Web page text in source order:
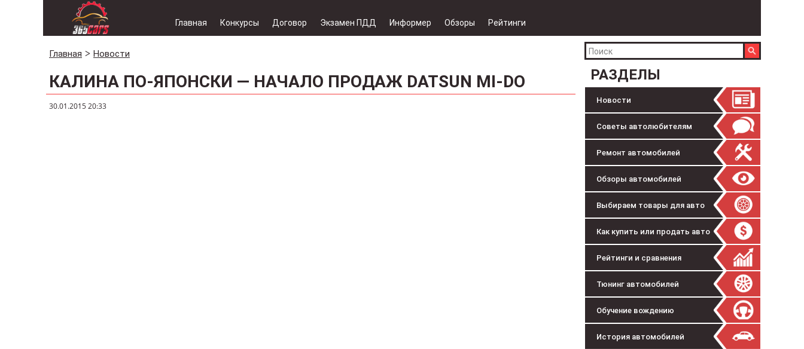
Главная Конкурсы Договор Экзамен ПДД Информер Обзоры Рейтинги
РАЗДЕЛЫ
Новости
Советы автолюбителям
Ремонт автомобилей
Обзоры автомобилей
Выбираем товары для авто
Как купить или продать авто
Рейтинги и сравнения
Тюнинг автомобилей
Обучение вождению
История автомобилей
Главная Новости
КАЛИНА ПО-ЯПОНСКИ — НАЧАЛО ПРОДАЖ DATSUN MI-DO
30.01.2015 20:33